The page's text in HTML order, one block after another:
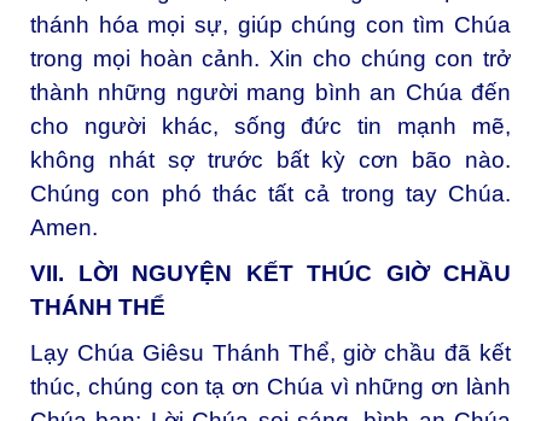
thánh hóa mọi sự, giúp chúng con tìm Chúa
trong mọi hoàn cảnh. Xin cho chúng con trở
thành những người mang bình an Chúa đến
cho người khác, sống đức tin mạnh mẽ,
không nhát sợ trước bất kỳ cơn bão nào.
Chúng con phó thác tất cả trong tay Chúa.
Amen.
VII. LỜI NGUYỆN KẾT THÚC GIỜ CHẦU
THÁNH THỂ
Lạy Chúa Giêsu Thánh Thể, giờ chầu đã kết
thúc, chúng con tạ ơn Chúa vì những ơn lành